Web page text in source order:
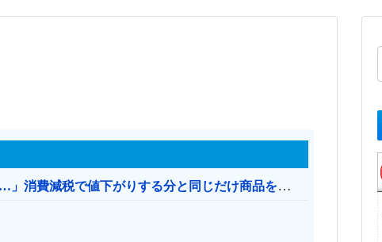
【消費税率1％】 「下げるのが筋なんですけど…」消費減税で値下がりする分と同じだけ商品を値上げして店頭価格を変えない店も